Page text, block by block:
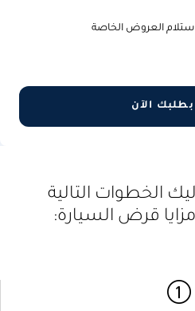
العروض الخاصة
الآن
الخطوات التالية
قرض السيارة: